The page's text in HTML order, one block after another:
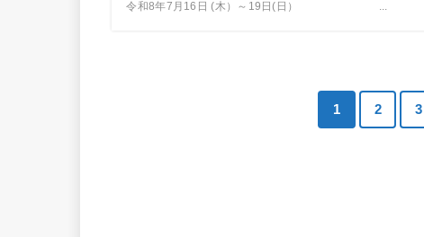
令和8年7月16日 (木）～19日(日） ...
1 2 3